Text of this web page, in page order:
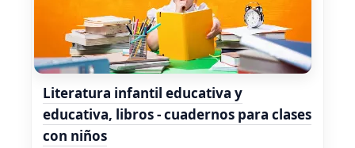
Literatura infantil educativa y
educativa, libros - cuadernos para clases
con niños